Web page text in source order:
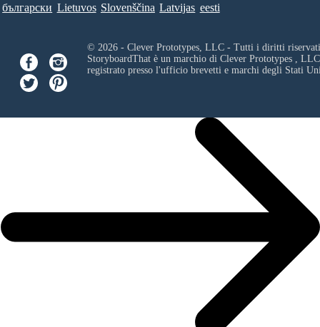
български Lietuvos Slovenščina Latvijas eesti
© 2026 - Clever Prototypes, LLC - Tutti i diritti
StoryboardThat è un marchio di Clever Prototypes , LLC
registrato presso l'ufficio brevetti e marchi degli Stati